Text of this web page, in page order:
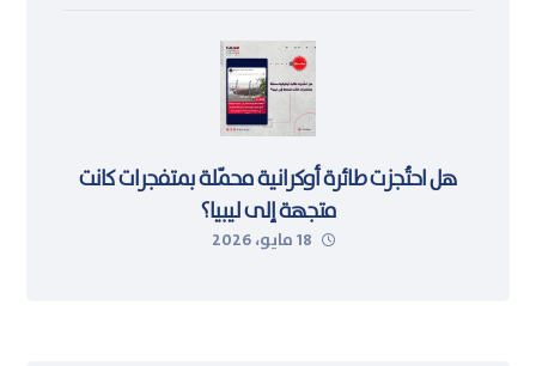
هل احتُجزت طائرة أوكرانية محمّلة بمتفجرات كانت
متجهة إلى ليبيا؟
18 مايو، 2026